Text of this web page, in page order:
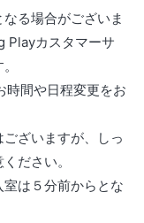
る場合がございま
Playカスタマーサ
時間や日程変更をお
ざいますが、しっ
ださい。
室は５分前からとな